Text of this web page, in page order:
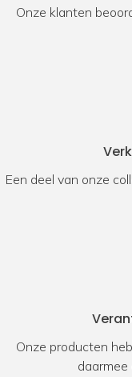
Onze klanten
Een deel van onze
Onze producten
daarmee